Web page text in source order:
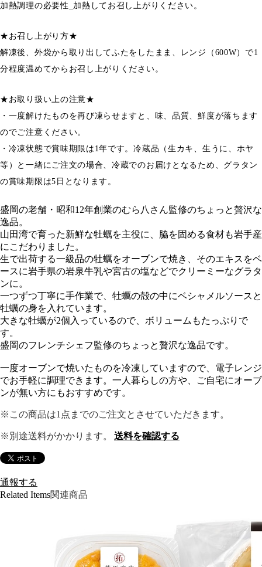
加熱調理の必要性_加熱してお召し上がりください。
★お召し上がり方★
解凍後、外袋から取り出してふたをしたまま、レンジ（600W）で1
分程度温めてからお召し上がりください。
★お取り扱い上の注意★
・一度解けたものを再び凍らせますと、味、品質、鮮度が落ちます
のでご注意ください。
・冷凍状態で賞味期限は1年です。冷蔵品（生カキ、生うに、ホヤ
等）と一緒にご注文の場合、冷蔵でのお届けとなるため、グラタン
の賞味期限は5日となります。
盛岡の老舗・昭和12年創業のむら八さん監修のちょっと贅沢な
逸品。
山田湾で育った新鮮な牡蠣を主役に、脇を固める食材も岩手産
にこだわりました。
生で出荷する一級品の牡蠣をオーブンで焼き、そのエキスをベ
ースに岩手県の岩泉牛乳や宮古の塩などでクリーミーなグラタ
ンに。
一つずつ丁寧に手作業で、牡蠣の殻の中にベシャメルソースと
牡蠣の身を入れています。
大きな牡蠣が2個入っているので、ボリュームもたっぷりで
す。
盛岡のフレンチシェフ監修のちょっと贅沢な逸品です。
一度オーブンで焼いたものを冷凍していますので、電子レンジ
でお手軽に調理できます。一人暮らしの方や、ご自宅にオーブ
ンが無い方にもおすすめです。
※この商品は1点までのご注文とさせていただきます。
※別途送料がかかります。 送料を確認する
通報する
Related Items関連商品